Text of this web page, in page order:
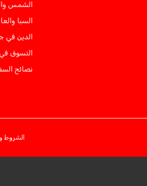
الشمس
السبا
الدين في
التسوق
نصائح
الشروط